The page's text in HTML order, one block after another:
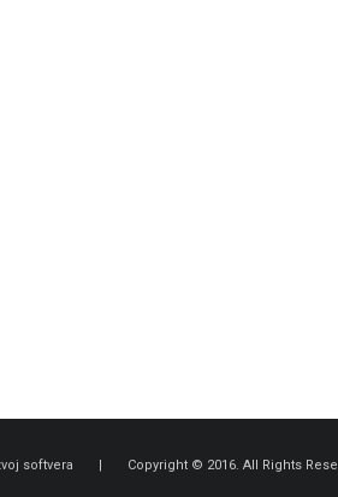
softvera | Copyright © 2016. All Rights